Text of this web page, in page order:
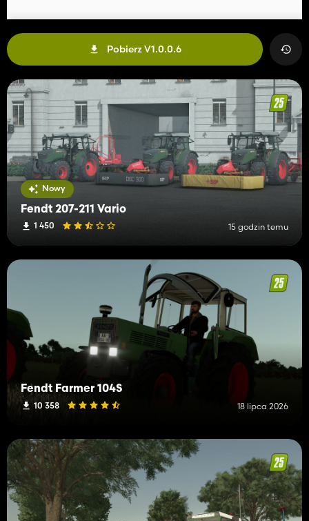
Pobierz V1.0.0.6
Nowy
Fendt 207-211 Vario
1 450 15 godzin temu
Fendt Farmer 104S
10 358 18 lipca 2026